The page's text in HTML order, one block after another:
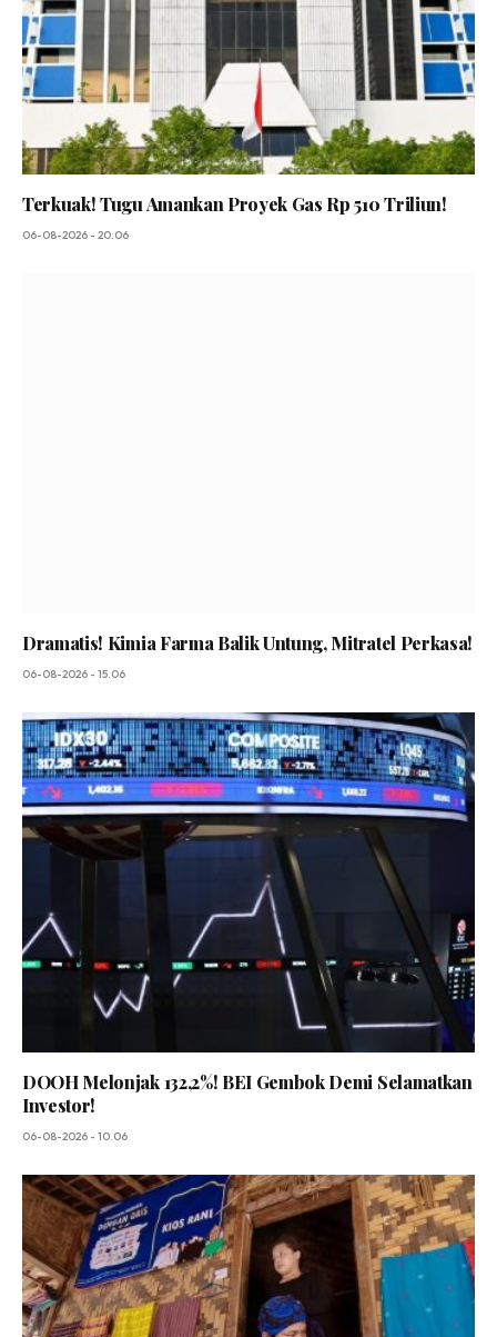
Terkuak! Tugu Amankan Proyek Gas Rp 510 Triliun!
06-08-2026 - 20.06
Dramatis! Kimia Farma Balik Untung, Mitratel Perkasa!
06-08-2026 - 15.06
DOOH Melonjak 132,2%! BEI Gembok Demi Selamatkan
Investor!
06-08-2026 - 10.06